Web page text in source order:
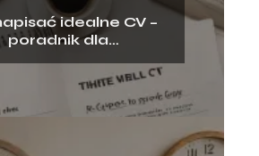
idealne CV –
poradnik dla
pracy